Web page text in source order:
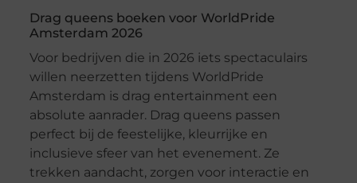
Drag queens boeken voor WorldPride
Amsterdam 2026
Voor bedrijven die in 2026 iets spectaculairs
willen neerzetten tijdens WorldPride
Amsterdam is drag entertainment een
absolute aanrader. Drag queens passen
perfect bij de feestelijke, kleurrijke en
inclusieve sfeer van het evenement. Ze
trekken aandacht, zorgen voor interactie en